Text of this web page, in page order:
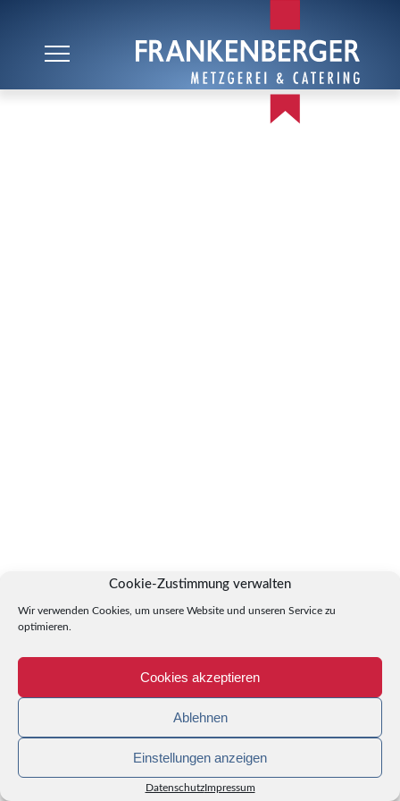
Cookie-Zustimmung verwalten
Wir verwenden Cookies, um unsere Website und unseren Service zu
optimieren.
Cookies akzeptieren
Ablehnen
Einstellungen anzeigen
DatenschutzImpressum